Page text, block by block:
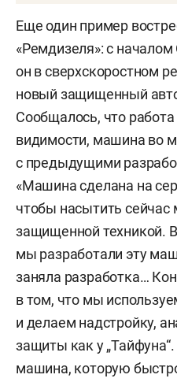
Еще один пример
«Ремдизеля»: с
он в сверхскоростном
новый защищенный
Сообщалось, что
видимости, машина во
с предыдущими
«Машина сделана на
чтобы насытить сейчас
защищенной техникой.
мы разработали эту
заняла разработка…
в том, что мы
и делаем надстройку,
защиты как у
машина, которую